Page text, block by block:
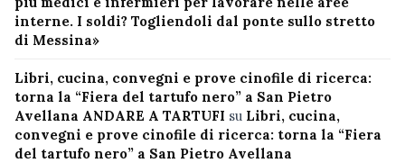
interne. I soldi? Togliendoli dal ponte sullo stretto
di Messina»
Libri, cucina, convegni e prove cinofile di ricerca:
torna la “Fiera del tartufo nero” a San Pietro
Avellana ANDARE A TARTUFI su Libri, cucina,
convegni e prove cinofile di ricerca: torna la “Fiera
del tartufo nero” a San Pietro Avellana